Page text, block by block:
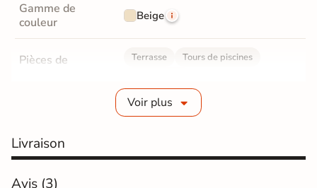
Gamme de
couleur
Beige
Pièces de
Terrasse
Tours de piscines
Epaisseur
Voir plus
Livraison
Avis (3)